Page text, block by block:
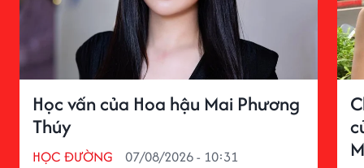
Học vấn của Hoa hậu Mai Phương
Thúy
HỌC ĐƯỜNG 07/08/2026 - 10:31